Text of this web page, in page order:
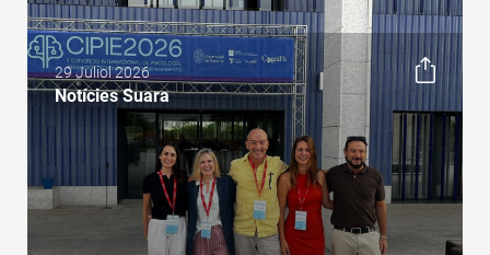
29 Juliol 2026
Notícies Suara